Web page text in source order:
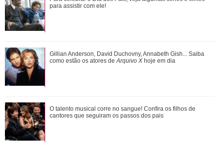
Veja o resumo dos capítulos de Cor...
Adriana manda Iuri procurar o anel de Arthur. Veja o resumo
dos capítulos de Quem Ama Cuida
O talento musical corre no sangue! Confira os filhos de
cantores que seguiram os passos dos p...
para assistir com ele!
Gillian Anderson, David Duchovny, Annabeth Gish... Saiba
como estão os atores deArquivo X hoje em dia
O talento musical corre no sangue! Confira os filhos de
cantores que seguiram os passos dos pais